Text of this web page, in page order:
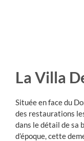
La Villa
Située en face du
des restaurations
dans le détail de sa
d’époque, cette